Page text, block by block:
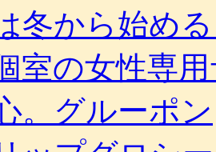
ン
パ
レ
は
冬から始め
室の女性専
。グルーポン